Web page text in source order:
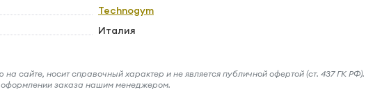
Technogym
Италия
сайте, носит справочный характер и не является публичной офертой (ст. 437 ГК РФ).
оформлении заказа нашим менеджером.